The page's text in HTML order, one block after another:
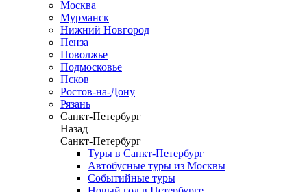
Москва
Мурманск
Нижний Новгород
Пенза
Поволжье
Подмосковье
Псков
Ростов-на-Дону
Рязань
Санкт-Петербург
Назад
Санкт-Петербург
Туры в Санкт-Петербург
Автобусные туры из Москвы
Событийные туры